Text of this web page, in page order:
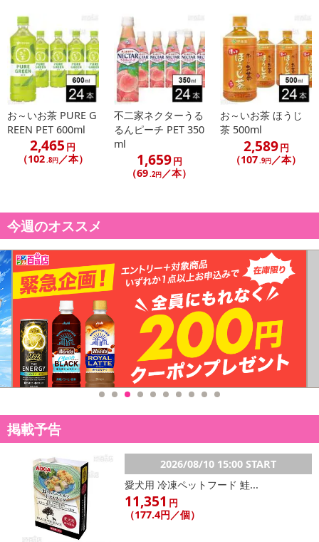
お～いお茶 PURE G
REEN PET 600ml
2,465 円
（102.8円／本）
不二家ネクターうる
るんピーチ PET 350
ml
1,659円
（69.2円／本）
お～いお茶 ほうじ
茶 500ml
2,589円
（107.9円／本）
今週のオススメ
掲載予告
2026/08/10 15:00 START
愛犬用 冷凍ペットフード 鮭...
11,351 円
（177.4円／個）